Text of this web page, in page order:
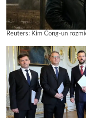
Reuters: Kim Čong-un